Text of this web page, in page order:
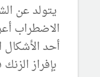
يتولد عن
الاضطراب
أحد
بإفراز